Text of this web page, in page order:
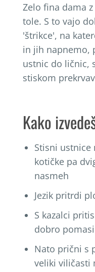
Zelo fina dama
tole. S to vajo
'štrikce', na
in jih napnemo,
ustnic do ličnic,
stiskom
Kako
Stisni ustnice
kotičke pa
nasmeh
Jezik pritrdi
S kazalci
dobro
Nato prični s
veliki viličasti